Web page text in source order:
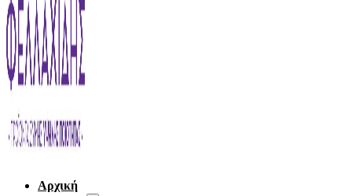
Αρχική